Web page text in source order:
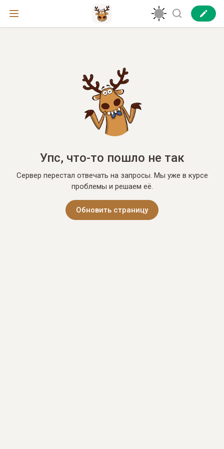
Упс, что-то пошло не так
Сервер перестал отвечать на запросы. Мы уже в курсе
проблемы и решаем её.
Обновить страницу